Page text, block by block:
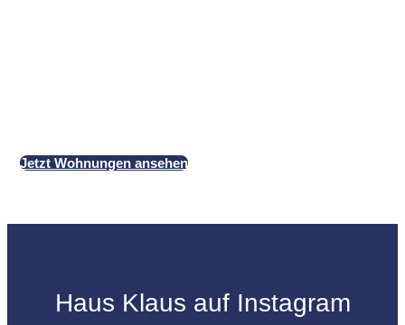
Jetzt Wohnungen ansehen
Haus Klaus auf Instagram